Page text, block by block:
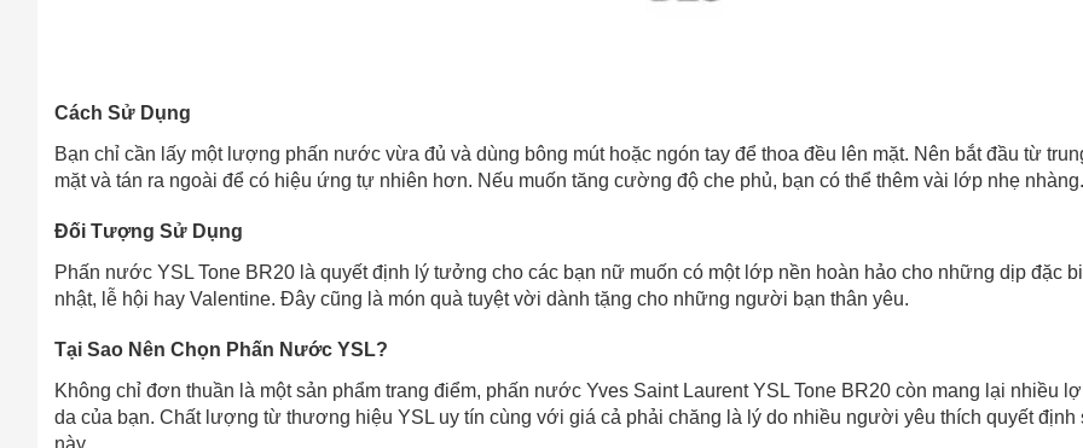
Cách Sử Dụng
Bạn chỉ cần lấy một lượng phấn nước vừa đủ và dùng bông mút hoặc ngón tay để thoa đều lên mặt. Nên bắt đầu từ
mặt và tán ra ngoài để có hiệu ứng tự nhiên hơn. Nếu muốn tăng cường độ che phủ, bạn có thể thêm vài lớp nhẹ nhàng.
Đối Tượng Sử Dụng
Phấn nước YSL Tone BR20 là quyết định lý tưởng cho các bạn nữ muốn có một lớp nền hoàn hảo cho những dịp đặc
nhật, lễ hội hay Valentine. Đây cũng là món quà tuyệt vời dành tặng cho những người bạn thân yêu.
Tại Sao Nên Chọn Phấn Nước YSL?
Không chỉ đơn thuần là một sản phẩm trang điểm, phấn nước Yves Saint Laurent YSL Tone BR20 còn mang lại nhiều
da của bạn. Chất lượng từ thương hiệu YSL uy tín cùng với giá cả phải chăng là lý do nhiều người yêu thích quyết định
này.